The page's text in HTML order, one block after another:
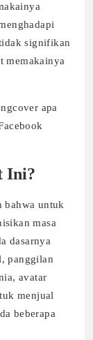
signifikan
memakainya
apa
Ini?
bahwa untuk
masa
dasarnya
panggilan
avatar
menjual
beberapa